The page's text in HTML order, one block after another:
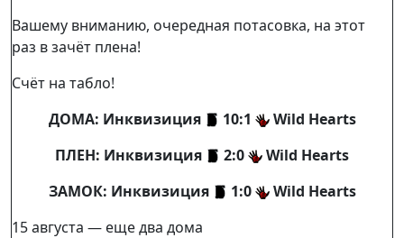
Вашему вниманию, очередная потасовка, на этот
раз в зачёт плена!
Счёт на табло!
ДОМА: Инквизиция
10:1
Wild Hearts
ПЛЕН: Инквизиция
2:0
Wild Hearts
ЗАМОК: Инквизиция 1:0
Wild Hearts
15 августа — еще два дома